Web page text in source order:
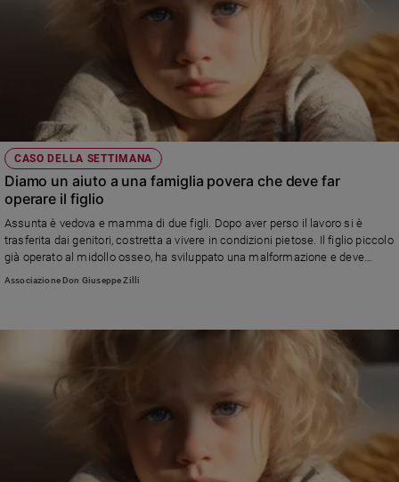
CASO DELLA SETTIMANA
Diamo un aiuto a una famiglia povera che deve far
operare il figlio
Assunta è vedova e mamma di due figli. Dopo aver perso il lavoro si è
trasferita dai genitori, costretta a vivere in condizioni pietose. Il figlio piccolo
già operato al midollo osseo, ha sviluppato una malformazione e deve
tornare sotto i ferri. Le cure mediche può riceverle a Bologna ma la famiglia,
Associazione Don Giuseppe Zilli